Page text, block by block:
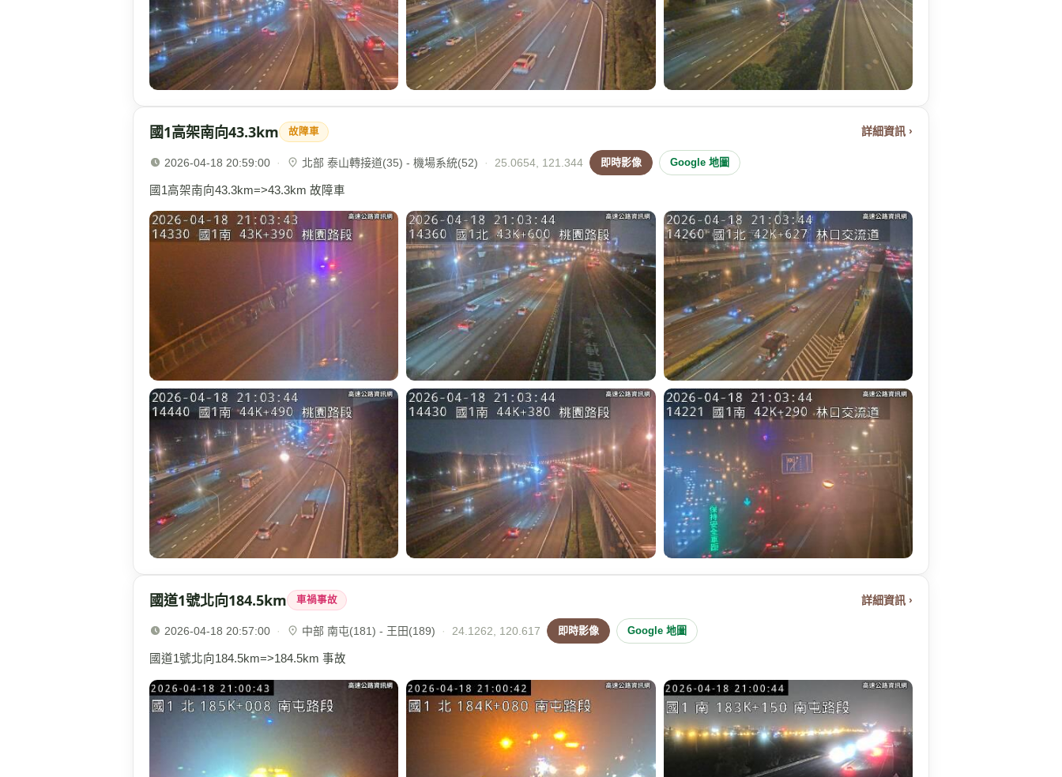
國1高架南向43.3km 故障車 詳細資訊 ›
2026-04-18 20:59:00 · 北部 泰山轉接道(35) - 機場系統(52) · 25.0654, 121.344 即時影像 Google 地圖
國1高架南向43.3km=>43.3km 故障車
國道1號北向184.5km 車禍事故 詳細資訊 ›
2026-04-18 20:57:00 · 中部 南屯(181) - 王田(189) · 24.1262, 120.617 即時影像 Google 地圖
國道1號北向184.5km=>184.5km 事故